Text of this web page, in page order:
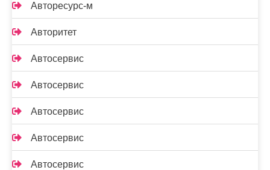
Авторесурс-м
Авторитет
Автосервис
Автосервис
Автосервис
Автосервис
Автосервис